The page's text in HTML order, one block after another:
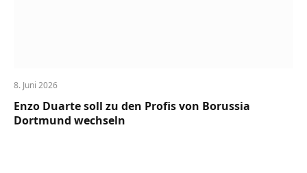
8. Juni 2026
Enzo Duarte soll zu den Profis von Borussia
Dortmund wechseln